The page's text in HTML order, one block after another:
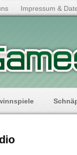
Impressum &